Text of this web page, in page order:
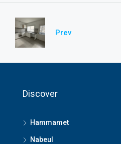
Prev
Discover
Hammamet
Nabeul